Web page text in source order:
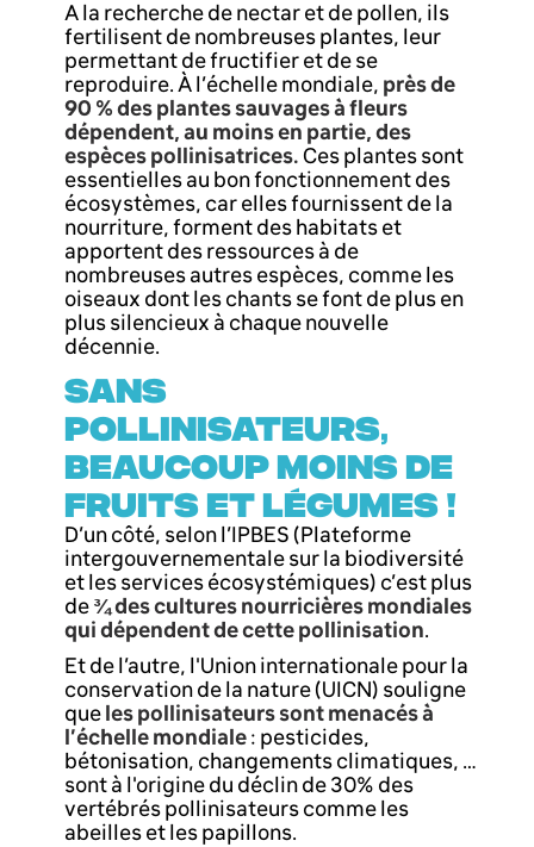
A la recherche de nectar et de pollen, ils
fertilisent de nombreuses plantes, leur
permettant de fructifier et de se
reproduire. À l’échelle mondiale, près de
90 % des plantes sauvages à fleurs
dépendent, au moins en partie, des
espèces pollinisatrices. Ces plantes sont
essentielles au bon fonctionnement des
écosystèmes, car elles fournissent de la
nourriture, forment des habitats et
apportent des ressources à de
nombreuses autres espèces, comme les
oiseaux dont les chants se font de plus en
plus silencieux à chaque nouvelle
décennie.
SANS
POLLINISATEURS,
BEAUCOUP MOINS DE
FRUITS ET LÉGUMES !
D’un côté, selon l’IPBES (Plateforme
intergouvernementale sur la biodiversité
et les services écosystémiques) c’est plus
de ¾ des cultures nourricières mondiales
qui dépendent de cette pollinisation.
Et de l’autre, l'Union internationale pour la
conservation de la nature (UICN) souligne
que les pollinisateurs sont menacés à
l’échelle mondiale : pesticides,
bétonisation, changements climatiques, …
sont à l'origine du déclin de 30% des
vertébrés pollinisateurs comme les
abeilles et les papillons.